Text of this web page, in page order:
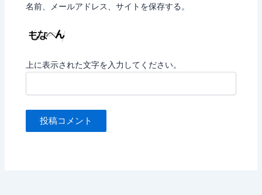
名前、メールアドレス、サイトを保存する。
上に表示された文字を入力してください。